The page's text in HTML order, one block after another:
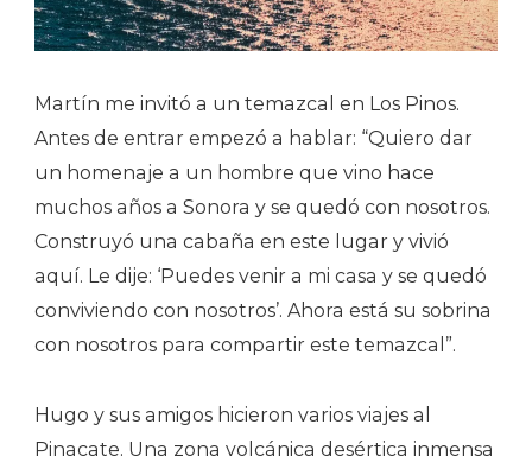
Martín me invitó a un temazcal en Los Pinos.
Antes de entrar empezó a hablar: “Quiero dar
un homenaje a un hombre que vino hace
muchos años a Sonora y se quedó con nosotros.
Construyó una cabaña en este lugar y vivió
aquí. Le dije: ‘Puedes venir a mi casa y se quedó
conviviendo con nosotros’. Ahora está su sobrina
con nosotros para compartir este temazcal”.
Hugo y sus amigos hicieron varios viajes al
Pinacate. Una zona volcánica desértica inmensa